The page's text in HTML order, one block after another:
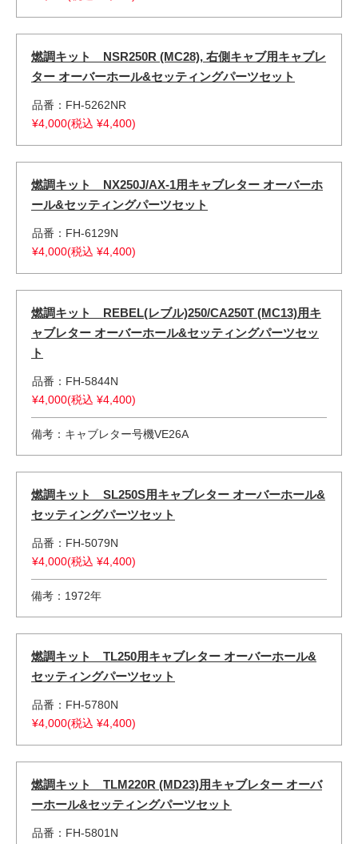
燃調キット NSR250R (MC28), 右側キャブ用キャブレ
ター オーバーホール&セッティングパーツセット
品番：FH-5262NR
¥4,000(税込 ¥4,400)
燃調キット NX250J/AX-1用キャブレター オーバーホ
ール&セッティングパーツセット
品番：FH-6129N
¥4,000(税込 ¥4,400)
燃調キット REBEL(レブル)250/CA250T (MC13)用キ
ャブレター オーバーホール&セッティングパーツセッ
ト
品番：FH-5844N
¥4,000(税込 ¥4,400)
備考：キャブレター号機VE26A
燃調キット SL250S用キャブレター オーバーホール&
セッティングパーツセット
品番：FH-5079N
¥4,000(税込 ¥4,400)
備考：1972年
燃調キット TL250用キャブレター オーバーホール&
セッティングパーツセット
品番：FH-5780N
¥4,000(税込 ¥4,400)
燃調キット TLM220R (MD23)用キャブレター オーバ
ーホール&セッティングパーツセット
品番：FH-5801N